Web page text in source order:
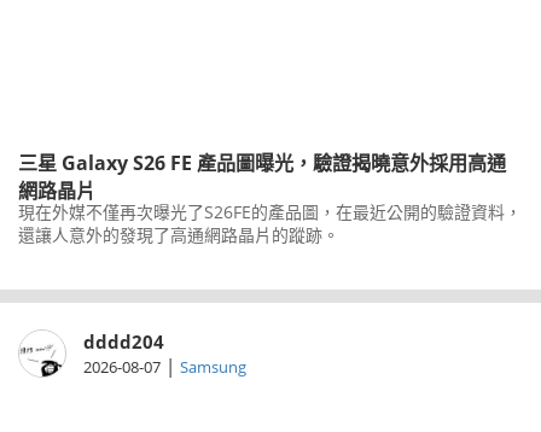
三星 Galaxy S26 FE 產品圖曝光，驗證揭曉意外採用高通
網路晶片
現在外媒不僅再次曝光了S26FE的產品圖，在最近公開的驗證資料，
還讓人意外的發現了高通網路晶片的蹤跡。
dddd204
2026-08-07 | Samsung